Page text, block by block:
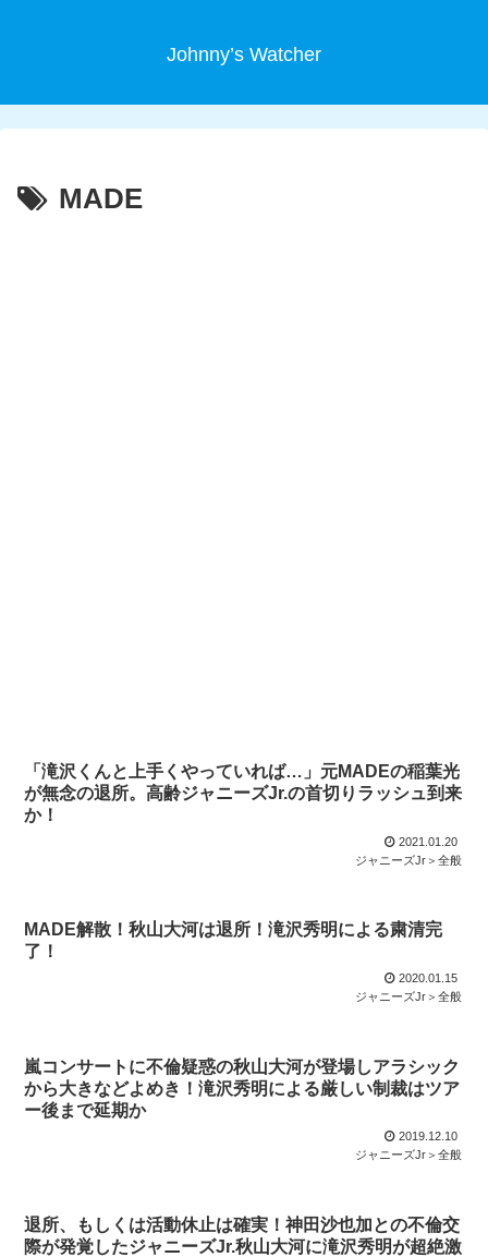
Johnny’s Watcher
MADE
「滝沢くんと上手くやっていれば…」元MADEの稲葉光
が無念の退所。高齢ジャニーズJr.の首切りラッシュ到来
か！
2021.01.20
ジャニーズJr＞全般
MADE解散！秋山大河は退所！滝沢秀明による粛清完
了！
2020.01.15
ジャニーズJr＞全般
嵐コンサートに不倫疑惑の秋山大河が登場しアラシック
から大きなどよめき！滝沢秀明による厳しい制裁はツア
ー後まで延期か
2019.12.10
ジャニーズJr＞全般
退所、もしくは活動休止は確実！神田沙也加との不倫交
際が発覚したジャニーズJr.秋山大河に滝沢秀明が超絶激